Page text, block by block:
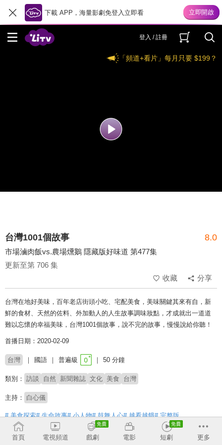
下載 APP，海量影劇免登入立即看
登入 / 註冊
「頻道+看片」每月只要 $199？
台灣1001個故事 8.0
市場滷肉飯vs.農場燻鵝 隱藏版好味道 第477集
更新至第 706 集
收藏
分享
台灣在地好美味，百年老店街頭小吃、宅配美食，美味關鍵其來有自，新
鮮的食材、天然的佐料、外加動人的人生故事調味妝點，才成就出一道道
難以忘懷的幸福美味，台灣1001個故事，說不完的故事，慢慢說給你聽！
首播日期：2020-02-09
台灣 國語 普遍級 50 分鐘
類別： 訪談 自然 新聞雜誌 文化 美食 台灣
主持： 白心儀
# 美食探索# 生命故事# 小人物# 鼓舞人心# 越看越餓# 完整版
首頁 電視頻道 戲劇 電影 短劇 更多